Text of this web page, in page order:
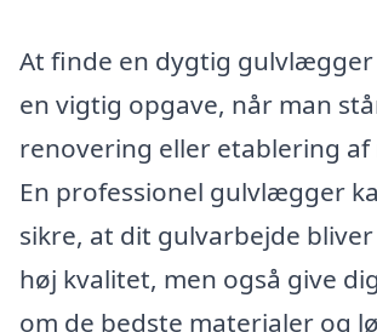
At finde en dygtig
en vigtig opgave, når man
renovering eller etablering af
En professionel gulvlægger
sikre, at dit gulvarbejde
høj kvalitet, men også give
om de bedste materialer og